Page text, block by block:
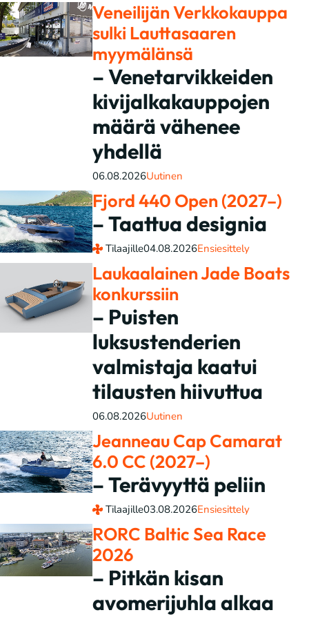
Veneilijän Verkkokauppa
sulki Lauttasaaren
myymälänsä
– Venetarvikkeiden
kivijalkakauppojen
määrä vähenee
yhdellä
06.08.2026Uutinen
Fjord 440 Open (2027–)
– Taattua designia
Tilaajille04.08.2026Ensiesittely
Laukaalainen Jade Boats
konkurssiin
– Puisten
luksustenderien
valmistaja kaatui
tilausten hiivuttua
06.08.2026Uutinen
Jeanneau Cap Camarat
6.0 CC (2027–)
– Terävyyttä peliin
Tilaajille03.08.2026Ensiesittely
RORC Baltic Sea Race
2026
– Pitkän kisan
avomerijuhla alkaa